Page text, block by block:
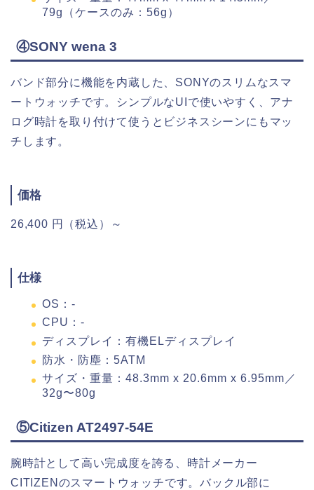
79g（ケースのみ：56g）
④SONY wena 3
バンド部分に機能を内蔵した、SONYのスリムなスマ
ートウォッチです。シンプルなUIで使いやすく、アナ
ログ時計を取り付けて使うとビジネスシーンにもマッ
チします。
価格
26,400 円（税込）～
仕様
OS：-
CPU：-
ディスプレイ：有機ELディスプレイ
防水・防塵：5ATM
サイズ・重量：48.3mm x 20.6mm x 6.95mm／
32g〜80g
⑤Citizen AT2497-54E
腕時計として高い完成度を誇る、時計メーカー
CITIZENのスマートウォッチです。バックル部に